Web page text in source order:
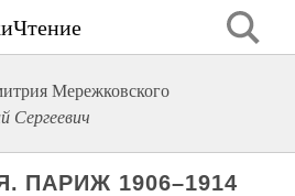
Мережковского
Сергеевич
ПАРИЖ 1906–1914